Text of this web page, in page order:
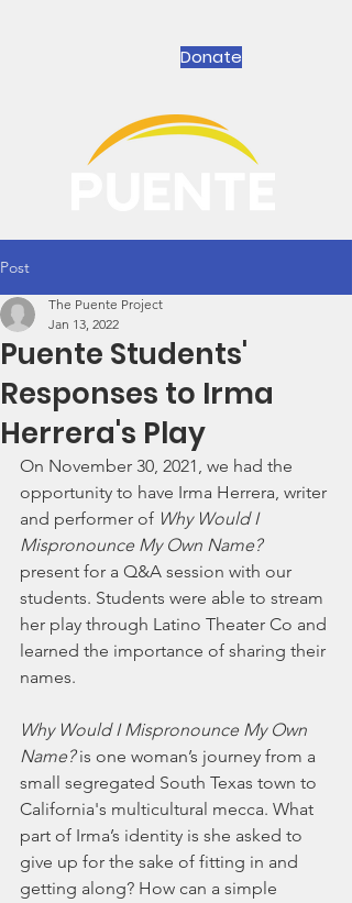
Donate
Post
Puente Students'
Responses to Irma
Herrera's Play
The Puente Project
Jan 13, 2022
On November 30, 2021, we had the
opportunity to have Irma Herrera, writer
and performer of Why Would I
Mispronounce My Own Name?
present for a Q&A session with our
students. Students were able to stream
her play through Latino Theater Co and
learned the importance of sharing their
names.
Why Would I Mispronounce My Own
Name? is one woman’s journey from a
small segregated South Texas town to
California's multicultural mecca. What
part of Irma’s identity is she asked to
give up for the sake of fitting in and
getting along? How can a simple